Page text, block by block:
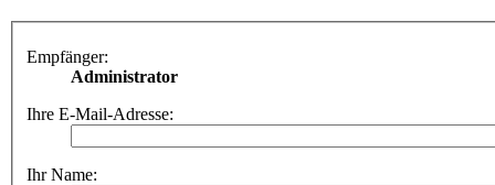
Empfänger:
Administrator
Ihre E-Mail-Adresse:
Ihr Name: